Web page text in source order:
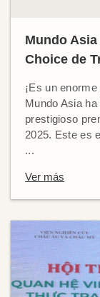
Mundo
Choice de
¡Es un
Mundo Asia
prestigioso
2025. Este es
...
Ver más